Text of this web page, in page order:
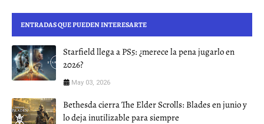
ENTRADAS QUE PUEDEN INTERESARTE
Starfield llega a PS5: ¿merece la pena jugarlo en
2026?
May 03, 2026
Bethesda cierra The Elder Scrolls: Blades en junio y
lo deja inutilizable para siempre